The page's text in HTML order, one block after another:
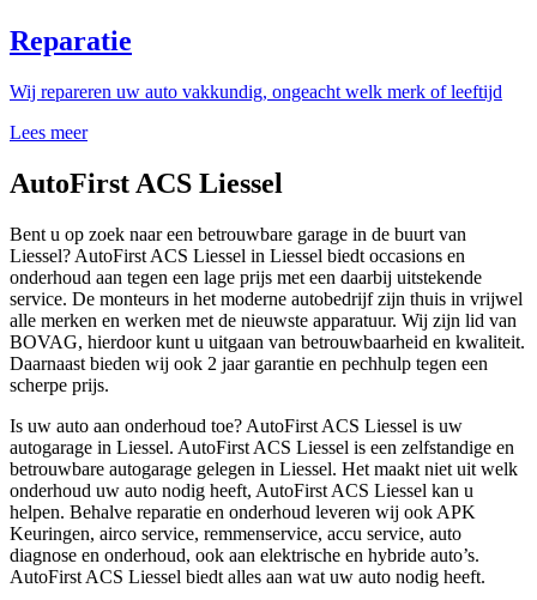
Reparatie
Wij repareren uw auto vakkundig, ongeacht welk merk of leeftijd
Lees meer
AutoFirst ACS Liessel
Bent u op zoek naar een betrouwbare garage in de buurt van
Liessel? AutoFirst ACS Liessel in Liessel biedt occasions en
onderhoud aan tegen een lage prijs met een daarbij uitstekende
service. De monteurs in het moderne autobedrijf zijn thuis in vrijwel
alle merken en werken met de nieuwste apparatuur. Wij zijn lid van
BOVAG, hierdoor kunt u uitgaan van betrouwbaarheid en kwaliteit.
Daarnaast bieden wij ook 2 jaar garantie en pechhulp tegen een
scherpe prijs.
Is uw auto aan onderhoud toe? AutoFirst ACS Liessel is uw
autogarage in Liessel. AutoFirst ACS Liessel is een zelfstandige en
betrouwbare autogarage gelegen in Liessel. Het maakt niet uit welk
onderhoud uw auto nodig heeft, AutoFirst ACS Liessel kan u
helpen. Behalve reparatie en onderhoud leveren wij ook APK
Keuringen, airco service, remmenservice, accu service, auto
diagnose en onderhoud, ook aan elektrische en hybride auto’s.
AutoFirst ACS Liessel biedt alles aan wat uw auto nodig heeft.